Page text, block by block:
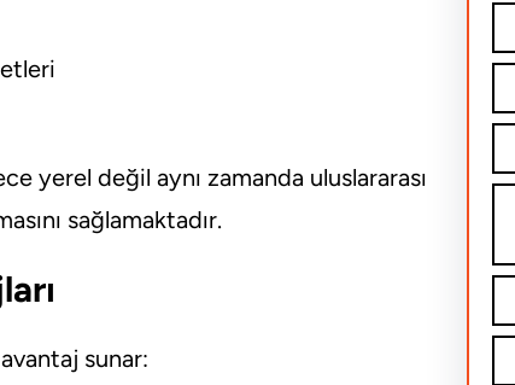
yerel değil aynı zamanda uluslararası
sağlamaktadır.
sunar: